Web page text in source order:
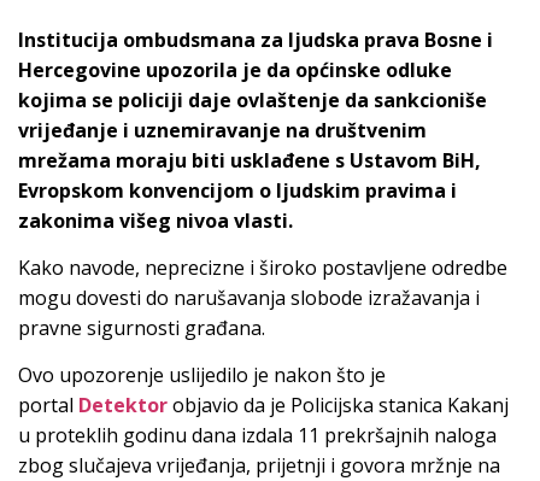
Institucija ombudsmana za ljudska prava Bosne i
Hercegovine upozorila je da općinske odluke
kojima se policiji daje ovlaštenje da sankcioniše
vrijeđanje i uznemiravanje na društvenim
mrežama moraju biti usklađene s Ustavom BiH,
Evropskom konvencijom o ljudskim pravima i
zakonima višeg nivoa vlasti.
Kako navode, neprecizne i široko postavljene odredbe
mogu dovesti do narušavanja slobode izražavanja i
pravne sigurnosti građana.
Ovo upozorenje uslijedilo je nakon što je
portal Detektorobjavio da je Policijska stanica Kakanj
u proteklih godinu dana izdala 11 prekršajnih naloga
zbog slučajeva vrijeđanja, prijetnji i govora mržnje na